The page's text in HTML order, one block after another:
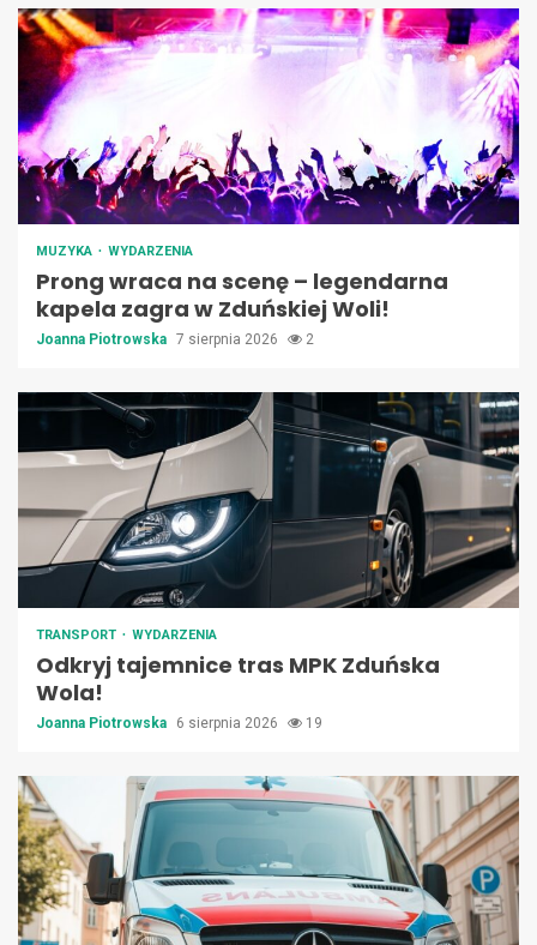
MUZYKA WYDARZENIA
Prong wraca na scenę – legendarna
kapela zagra w Zduńskiej Woli!
Joanna Piotrowska 7 sierpnia 2026 2
TRANSPORT WYDARZENIA
Odkryj tajemnice tras MPK Zduńska
Wola!
Joanna Piotrowska 6 sierpnia 2026 19